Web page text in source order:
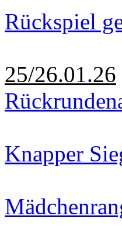
Rückspiel
25/26.01.26
Knapper